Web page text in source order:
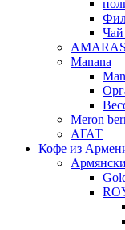
Чай
AMARAS
Manana
Meron
АГАТ
Кофе из